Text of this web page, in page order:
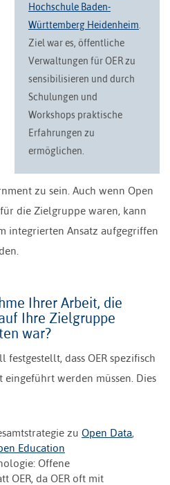
Hochschule Baden-
Württemberg Heidenheim
Ziel war es, öffentliche
Verwaltungen für OER zu
sensibilisieren und durch
Schulungen und
Workshops praktische
Erfahrungen zu
ermöglichen.
zu sein. Auch wenn Open
die Zielgruppe waren, kann
integrierten Ansatz aufgegriffen
Ihrer Arbeit, die
Ihre Zielgruppe
war?
dass OER spezifisch
werden müssen. Dies
zu Open Data,
Education
Offene
OER, da OER oft mit